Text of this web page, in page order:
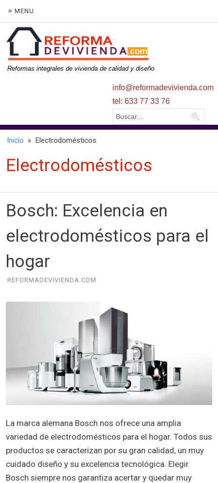
≡ MENU
Reformas integrales de vivienda de calidad y diseño
info@reformadevivienda.com
tel: 633 77 33 76
Inicio » Electrodomésticos
Electrodomésticos
Bosch: Excelencia en
electrodomésticos para el
hogar
REFORMADEVIVIENDA.COM
La marca alemana Bosch nos ofrece una amplia
variedad de electrodomésticos para el hogar. Todos sus
productos se caracterizan por su gran calidad, un muy
cuidado diseño y su excelencia tecnológica. Elegir
Bosch siempre nos garantiza acertar y quedar muy